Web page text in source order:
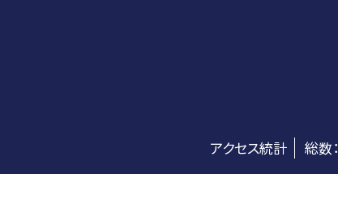
アクセス統計 総数：